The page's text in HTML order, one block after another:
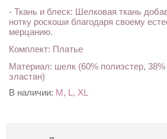
- Ткань и блеск: Шелковая ткань
нотку роскоши благодаря своему
мерцанию.
Комплект: Платье
Материал: шелк (60% полиэстер, 38%
эластан)
В наличии: M, L, XL